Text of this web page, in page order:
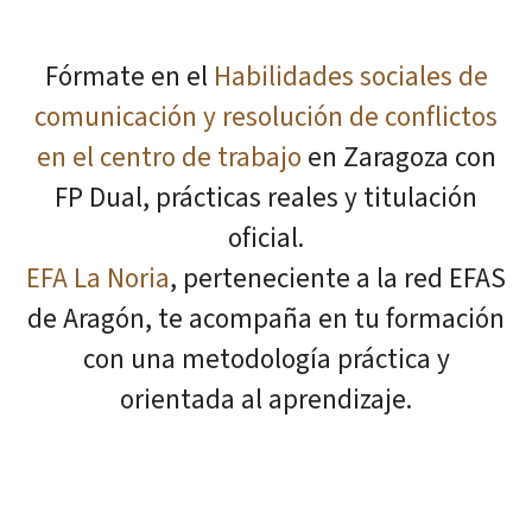
Fórmate en el Habilidades sociales de
comunicación y resolución de conflictos
en el centro de trabajo en Zaragoza con
FP Dual, prácticas reales y titulación
oficial.
EFA La Noria, perteneciente a la red EFAS
de Aragón, te acompaña en tu formación
con una metodología práctica y
orientada al aprendizaje.